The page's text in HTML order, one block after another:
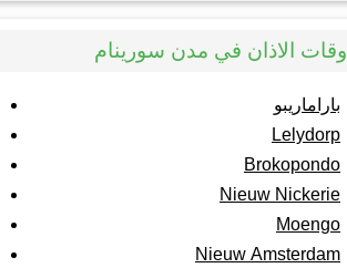
أوقات الاذان في مدن سورينام
باراماريبو
Lelydorp
Brokopondo
Nieuw Nickerie
Moengo
Nieuw Amsterdam